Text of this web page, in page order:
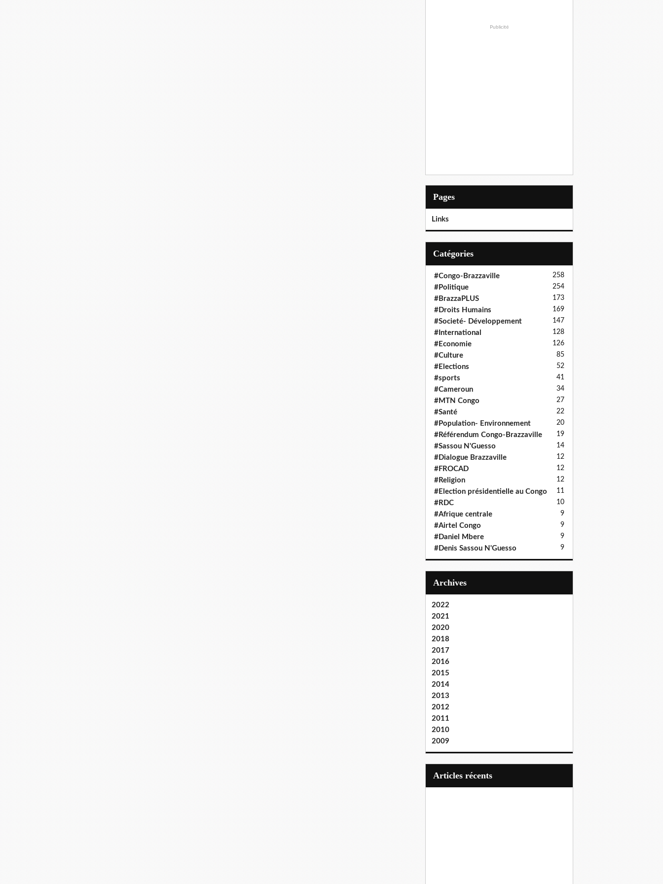
Publicité
Pages
Links
Catégories
#Congo-Brazzaville 258
#Politique 254
#BrazzaPLUS 173
#Droits Humains 169
#Societé- Développement 147
#International 128
#Economie 126
#Culture 85
#Elections 52
#sports 41
#Cameroun 34
#MTN Congo 27
#Santé 22
#Population- Environnement 20
#Référendum Congo-Brazzaville 19
#Sassou N'Guesso 14
#Dialogue Brazzaville 12
#FROCAD 12
#Religion 12
#Election présidentielle au Congo 11
#RDC 10
#Afrique centrale 9
#Airtel Congo 9
#Daniel Mbere 9
#Denis Sassou N'Guesso 9
Archives
2022
2021
2020
2018
2017
2016
2015
2014
2013
2012
2011
2010
2009
articles récents